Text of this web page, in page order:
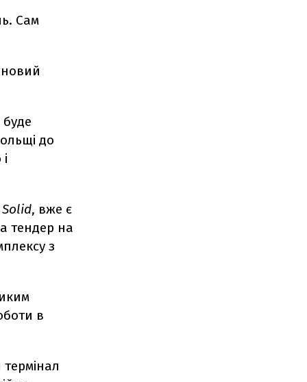
Сам
до
Solid, вже є
тендер на
з
в